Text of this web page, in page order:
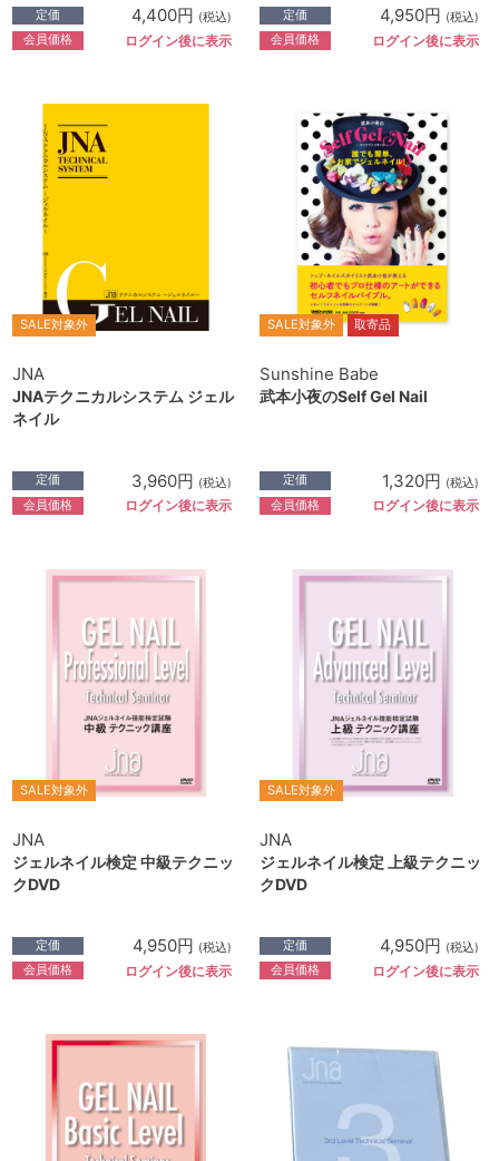
定価 4,400円 (税込)
会員価格 ログイン後に表示
定価 4,950円 (税込)
会員価格 ログイン後に表示
SALE対象外
JNA
JNAテクニカルシステム ジェル
ネイル
定価 3,960円 (税込)
会員価格 ログイン後に表示
SALE対象外 取寄品
Sunshine Babe
武本小夜のSelf Gel Nail
定価 1,320円 (税込)
会員価格 ログイン後に表示
SALE対象外
JNA
ジェルネイル検定 中級テクニッ
クDVD
定価 4,950円 (税込)
会員価格 ログイン後に表示
SALE対象外
JNA
ジェルネイル検定 上級テクニッ
クDVD
定価 4,950円 (税込)
会員価格 ログイン後に表示